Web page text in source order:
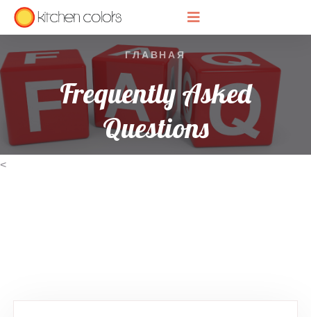
ГЛАВНАЯ
Frequently Asked
Questions
<